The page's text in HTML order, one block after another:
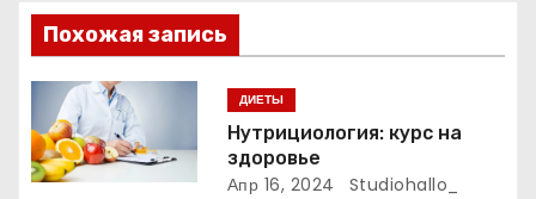
я
п
о
з
Похожая запись
ДИЕТЫ
Нутрициология: курс на
здоровье
Апр 16, 2024 Studiohallo_